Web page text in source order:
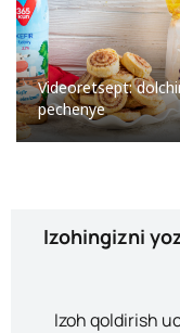
Videoretsept:
pechenye
Izohingizni
Izoh qoldirish